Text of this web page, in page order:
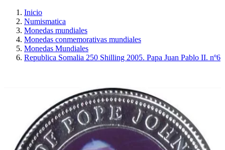
Inicio
Numismatica
Monedas mundiales
Monedas conmemorativas mundiales
Monedas Mundiales
Republica Somalia 250 Shilling 2005. Papa Juan Pablo II. nº6